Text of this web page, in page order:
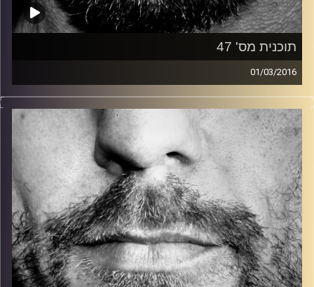
תוכנית מס' 47
01/03/2016
זיפים, מוזיקה מחוספסת של הופעות חיות. הרבה ג'אם, רוק,
בלוז, bluegrass, ג'אז, Fאנק, פרוגרסיב ואפילו אלקטרוניקה.
כל מה שחי, אמיתי ונושם.
עם שמוליק רגב.
קרדיט תמונות: David Goehring